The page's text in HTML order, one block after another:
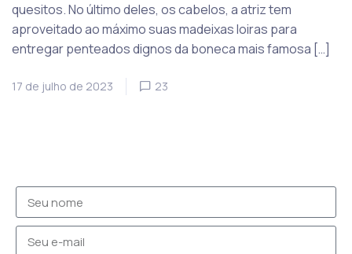
quesitos. No último deles, os cabelos, a atriz tem
aproveitado ao máximo suas madeixas loiras para
entregar penteados dignos da boneca mais famosa […]
17 de julho de 2023 23